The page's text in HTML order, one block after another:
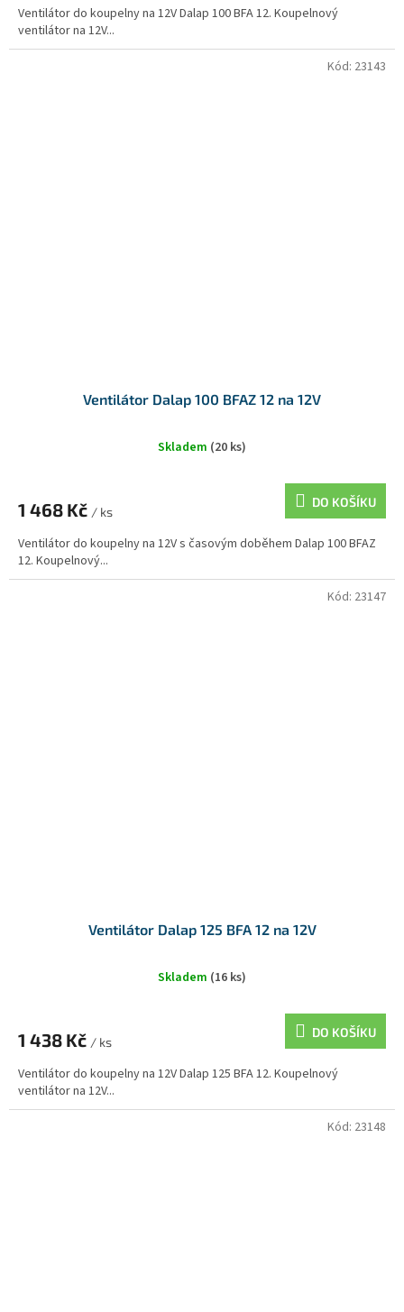
Ventilátor do koupelny na 12V Dalap 100 BFA 12. Koupelnový
ventilátor na 12V...
Ventilátor Dalap 100 BFAZ 12 na 12V
Skladem (20 ks)
1 468 Kč / ks
DO KOŠÍKU
Ventilátor do koupelny na 12V s časovým doběhem Dalap 100 BFAZ
12. Koupelnový...
Kód: 23143
Ventilátor Dalap 125 BFA 12 na 12V
Skladem (16 ks)
1 438 Kč / ks
DO KOŠÍKU
Ventilátor do koupelny na 12V Dalap 125 BFA 12. Koupelnový
ventilátor na 12V...
Kód: 23147
Kód: 23148